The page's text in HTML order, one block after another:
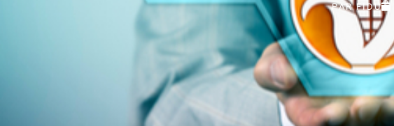
PARFIDU